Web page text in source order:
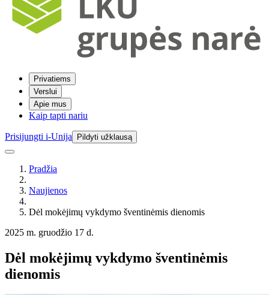
Privatiems
Verslui
Apie mus
Kaip tapti nariu
Prisijungti i-Unija Pildyti užklausą
Pradžia
Naujienos
Dėl mokėjimų vykdymo šventinėmis dienomis
2025 m. gruodžio 17 d.
Dėl mokėjimų vykdymo šventinėmis
dienomis